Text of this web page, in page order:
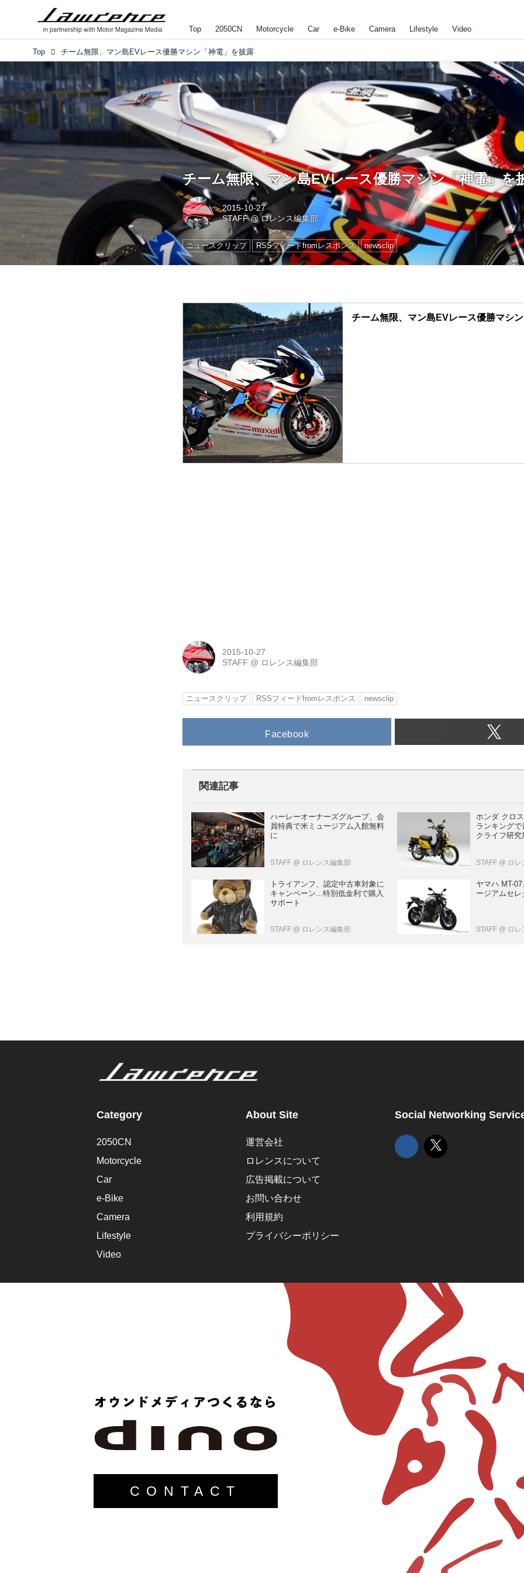
Top 2050CN Motorcycle Car e-Bike Camera Lifestyle Video
Top チーム無限、マン島EVレース優勝マシン「神電」を披露
チーム無限、マン島EVレース優勝マシン「神電」を
2015-10-27
STAFF@ロレンス編集部
ニュースクリップ RSSフィードfromレスポンス newsclip
チーム無限、マン島EVレース優勝マシ
2015-10-27
STAFF @ ロレンス編集部
ニュースクリップ RSSフィードfromレスポンス newsclip
Facebook
関連記事
ハーレーオーナーズグループ、会
員特典で米ミュージアム入館無料
に
STAFF @ ロレンス編集部
ホンダ クロ
ランキング
クライフ研究
STAFF @ ロレ
トライアンフ、認定中古車対象に
キャンペーン...特別低金利で購入
サポート
STAFF @ ロレンス編集部
ヤマハ MT-
ージアムセ
STAFF @ ロレ
Category
2050CN
Motorcycle
Car
e-Bike
Camera
Lifestyle
Video
About Site
運営会社
ロレンスについて
広告掲載について
お問い合わせ
利用規約
プライバシーポリシー
Social Networking
CONTACT